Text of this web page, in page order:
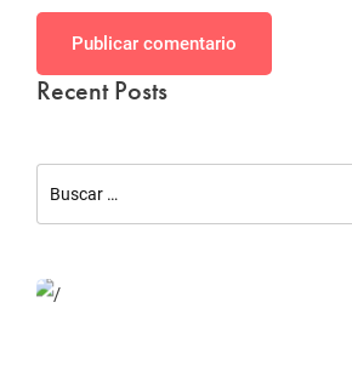
Publicar comentario
Recent Posts